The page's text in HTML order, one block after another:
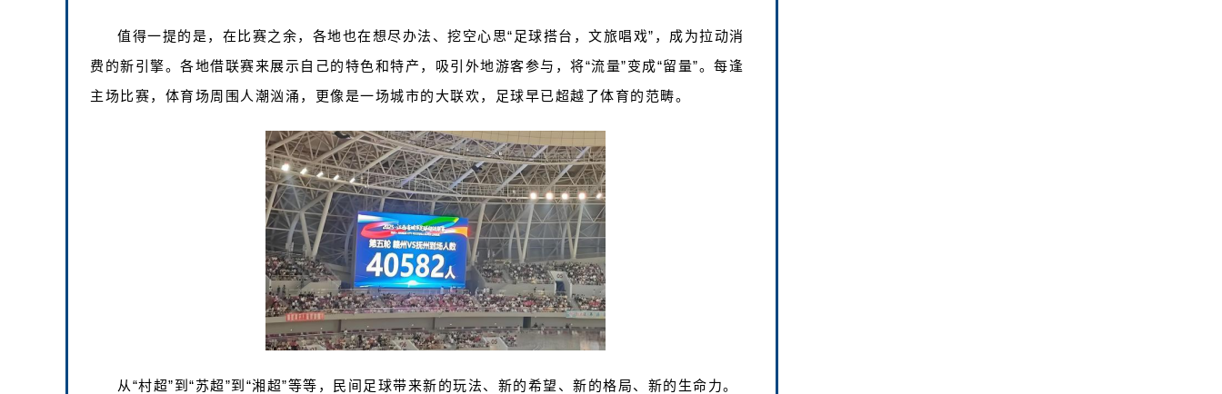
值得一提的是，在比赛之余，各地也在想尽办法、挖空心思“足球搭台，文旅唱戏”，成为拉动消
费的新引擎。各地借联赛来展示自己的特色和特产，吸引外地游客参与，将“流量”变成“留量”。每逢
主场比赛，体育场周围人潮汹涌，更像是一场城市的大联欢，足球早已超越了体育的范畴。
从“村超”到“苏超”到“湘超”等等，民间足球带来新的玩法、新的希望、新的格局、新的生命力。